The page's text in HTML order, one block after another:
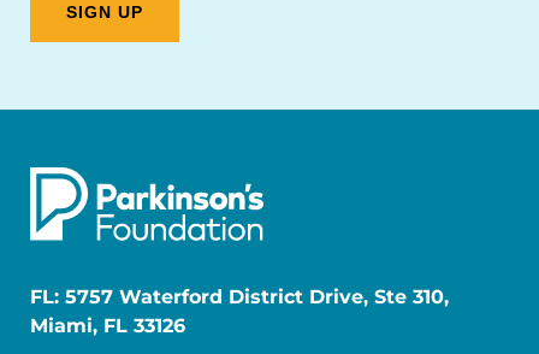
FL: 5757 Waterford District Drive, Ste 310,
Miami, FL 33126